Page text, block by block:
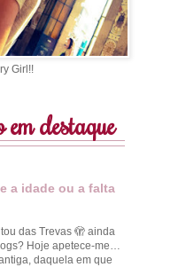
Girl!!
destaque
a idade ou a falta
das Trevas 🫣 ainda
Hoje apetece-me…
daquela em que